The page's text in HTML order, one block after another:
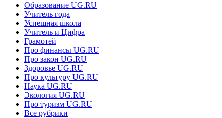
Образование UG.RU
Учитель года
Успешная школа
Учитель и Цифра
Грамотей
Про финансы UG.RU
Про закон UG.RU
Здоровье UG.RU
Про культуру UG.RU
Наука UG.RU
Экология UG.RU
Про туризм UG.RU
Все рубрики